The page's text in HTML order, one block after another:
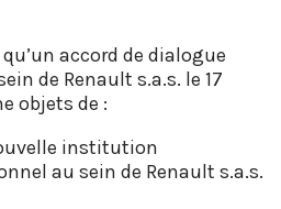
accord de dialogue
de Renault s.a.s. le 17
objets de :
institution
au sein de Renault s.a.s.